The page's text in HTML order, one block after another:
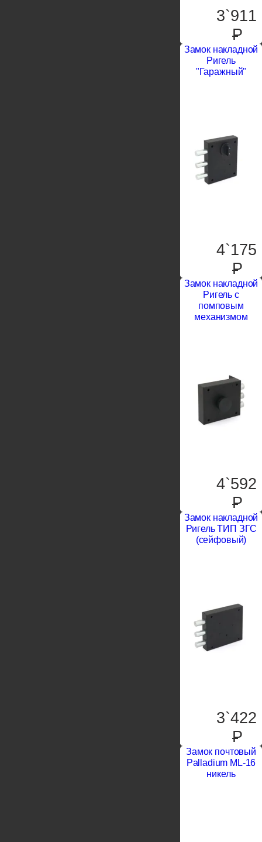
3`911
P
Замок накладной
Ригель
"Гаражный"
4`175
P
Замок накладной
Ригель с
помповым
механизмом
4`592
P
Замок накладной
Ригель ТИП ЗГС
(сейфовый)
3`422
P
Замок почтовый
Palladium ML-16
никель